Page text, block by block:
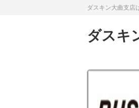
ダスキ
ダスキン大曲支店